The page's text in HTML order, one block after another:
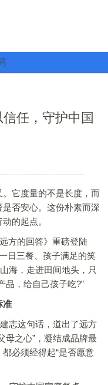
任，守护中国
它度量的不是长度，而
否安心。这份朴素而深
的起点。
方的回答》重磅登陆
日三餐、孩子满足的笑
海，走进田间地头，只
品，给自己孩子吃?”
准
志这句话，道出了远方
母之心”，凝结成品牌最
必须经得起“是否愿意